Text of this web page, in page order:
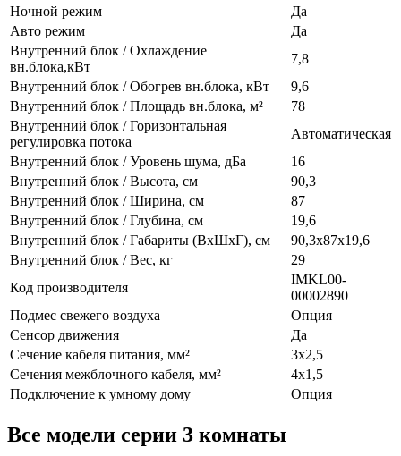
Ночной режим
Да
Авто режим
Да
Внутренний блок / Охлаждение
вн.блока,кВт
7,8
Внутренний блок / Обогрев вн.блока, кВт
9,6
Внутренний блок / Площадь вн.блока, м²
78
Внутренний блок / Горизонтальная
регулировка потока
Автоматическая
Внутренний блок / Уровень шума, дБа
16
Внутренний блок / Высота, см
90,3
Внутренний блок / Ширина, см
87
Внутренний блок / Глубина, см
19,6
Внутренний блок / Габариты (ВхШхГ), см
90,3x87x19,6
Внутренний блок / Вес, кг
29
Код производителя
IMKL00-
00002890
Подмес свежего воздуха
Опция
Сенсор движения
Да
Сечение кабеля питания, мм²
3х2,5
Сечения межблочного кабеля, мм²
4х1,5
Подключение к умному дому
Опция
Все модели серии 3 комнаты